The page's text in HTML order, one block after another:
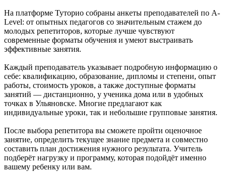
На платформе Туторио собраны анкеты преподавателей по A-
Level: от опытных педагогов со значительным стажем до
молодых репетиторов, которые лучше чувствуют
современные форматы обучения и умеют выстраивать
эффективные занятия.
Каждый преподаватель указывает подробную информацию о
себе: квалификацию, образование, дипломы и степени, опыт
работы, стоимость уроков, а также доступные форматы
занятий — дистанционно, у ученика дома или в удобных
точках в Ульяновске. Многие предлагают как
индивидуальные уроки, так и небольшие групповые занятия.
После выбора репетитора вы сможете пройти оценочное
занятие, определить текущее знание предмета и совместно
составить план достижения нужного результата. Учитель
подберёт нагрузку и программу, которая подойдёт именно
вашему ребенку или вам.